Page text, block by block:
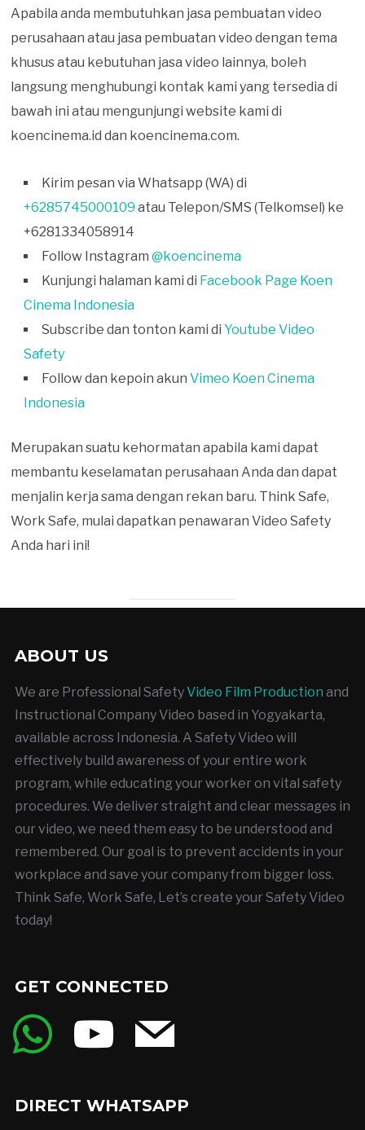
Apabila anda membutuhkan jasa pembuatan video
perusahaan atau jasa pembuatan video dengan tema
khusus atau kebutuhan jasa video lainnya, boleh
langsung menghubungi kontak kami yang tersedia di
bawah ini atau mengunjungi website kami di
koencinema.id dan koencinema.com.
Kirim pesan via Whatsapp (WA) di
+6285745000109 atau Telepon/SMS (Telkomsel) ke
+6281334058914
Follow Instagram@koencinema
Kunjungi halaman kami di Facebook Page Koen
Cinema Indonesia
Subscribe dan tonton kami diYoutube Video
Safety
Follow dan kepoin akunVimeo Koen Cinema
Indonesia
Merupakan suatu kehormatan apabila kami dapat
membantu keselamatan perusahaan Anda dan dapat
menjalin kerja sama dengan rekan baru. Think Safe,
Work Safe, mulai dapatkan penawaran Video Safety
Anda hari ini!
ABOUT US
We are Professional SafetyVideo Film Production and
Instructional Company Video based in Yogyakarta,
available across Indonesia. A Safety Video will
effectively build awareness of your entire work
program, while educating your worker on vital safety
procedures. We deliver straight and clear messages in
our video, we need them easy to be understood and
remembered. Our goal is to prevent accidents in your
workplace and save your company from bigger loss.
Think Safe, Work Safe, Let’s create your Safety Video
today!
GET CONNECTED
whatsapp youtube mail
DIRECT WHATSAPP